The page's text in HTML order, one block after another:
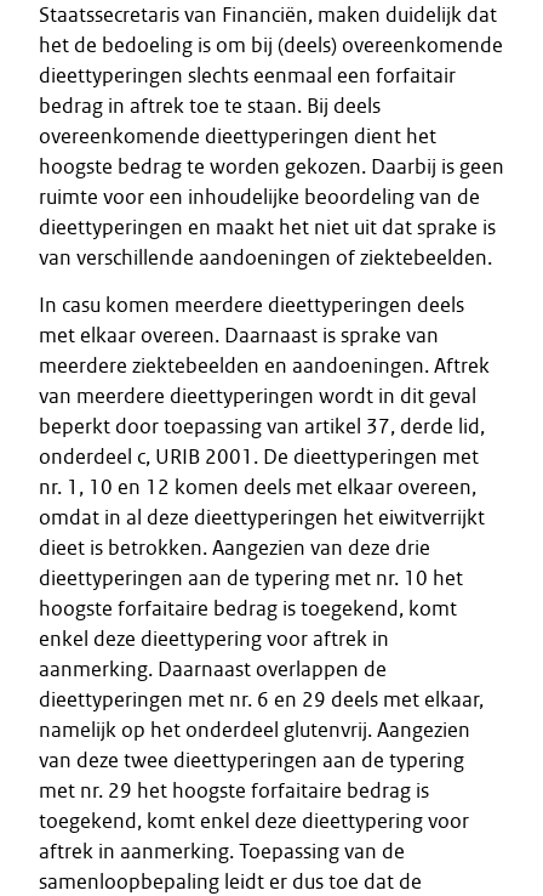
Staatssecretaris van Financiën, maken duidelijk dat
het de bedoeling is om bij (deels) overeenkomende
dieettyperingen slechts eenmaal een forfaitair
bedrag in aftrek toe te staan. Bij deels
overeenkomende dieettyperingen dient het
hoogste bedrag te worden gekozen. Daarbij is geen
ruimte voor een inhoudelijke beoordeling van de
dieettyperingen en maakt het niet uit dat sprake is
van verschillende aandoeningen of ziektebeelden.
In casu komen meerdere dieettyperingen deels
met elkaar overeen. Daarnaast is sprake van
meerdere ziektebeelden en aandoeningen. Aftrek
van meerdere dieettyperingen wordt in dit geval
beperkt door toepassing van artikel 37, derde lid,
onderdeel c, URIB 2001. De dieettyperingen met
nr. 1, 10 en 12 komen deels met elkaar overeen,
omdat in al deze dieettyperingen het eiwitverrijkt
dieet is betrokken. Aangezien van deze drie
dieettyperingen aan de typering met nr. 10 het
hoogste forfaitaire bedrag is toegekend, komt
enkel deze dieettypering voor aftrek in
aanmerking. Daarnaast overlappen de
dieettyperingen met nr. 6 en 29 deels met elkaar,
namelijk op het onderdeel glutenvrij. Aangezien
van deze twee dieettyperingen aan de typering
met nr. 29 het hoogste forfaitaire bedrag is
toegekend, komt enkel deze dieettypering voor
aftrek in aanmerking. Toepassing van de
samenloopbepaling leidt er dus toe dat de